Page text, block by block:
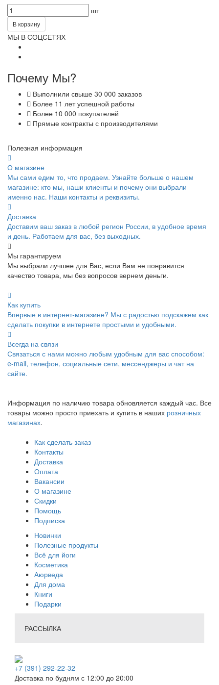
шт
В корзину
МЫ В СОЦСЕТЯХ
Почему Мы?
Выполнили свыше 30 000 заказов
Более 11 лет успешной работы
Более 10 000 покупателей
Прямые контракты с производителями
Полезная информация
О магазине
Мы сами едим то, что продаем. Узнайте больше о нашем
магазине: кто мы, наши клиенты и почему они выбрали
именно нас. Наши контакты и реквизиты.
Доставка
Доставим ваш заказ в любой регион России, в удобное время
и день. Работаем для вас, без выходных.
Мы гарантируем
Мы выбрали лучшее для Вас, если Вам не понравится
качество товара, мы без вопросов вернем деньги.
Как купить
Впервые в интернет-магазине? Мы с радостью подскажем как
сделать покупки в интернете простыми и удобными.
Всегда на связи
Связаться с нами можно любым удобным для вас способом:
e-mail, телефон, социальные сети, мессенджеры и чат на
сайте.
Информация по наличию товара обновляется каждый час. Все
товары можно просто приехать и купить в наших розничных
магазинах.
Как сделать заказ
Контакты
Доставка
Оплата
Вакансии
О магазине
Скидки
Помощь
Подписка
Новинки
Полезные продукты
Всё для йоги
Косметика
Аюрведа
Для дома
Книги
Подарки
РАССЫЛКА
+7 (391) 292-22-32
Доставка по будням с 12:00 до 20:00